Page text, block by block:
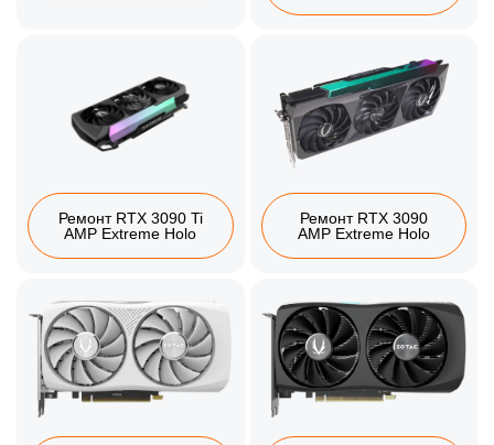
Ремонт RTX 3090 Ti
AMP Extreme Holo
Ремонт RTX 3090
AMP Extreme Holo